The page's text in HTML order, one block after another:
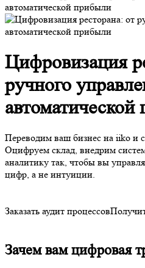
автоматической прибыли
Цифровизация
ручного
Переводим ваш бизнес на iiko и
Оцифруем склад, внедрим
аналитику так, чтобы вы
цифр, а не интуиции.
Заказать аудит процессов
Зачем вам цифровая